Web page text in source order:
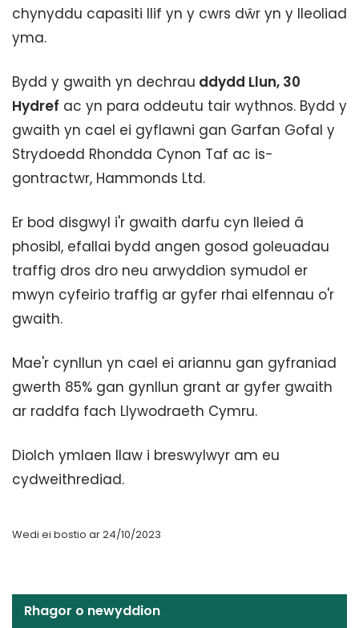
chynyddu capasiti llif yn y cwrs dŵr yn y lleoliad
yma.
Bydd y gwaith yn dechrau ddydd Llun, 30
Hydref ac yn para oddeutu tair wythnos. Bydd y
gwaith yn cael ei gyflawni gan Garfan Gofal y
Strydoedd Rhondda Cynon Taf ac is-
gontractwr, Hammonds Ltd.
Er bod disgwyl i'r gwaith darfu cyn lleied â
phosibl, efallai bydd angen gosod goleuadau
traffig dros dro neu arwyddion symudol er
mwyn cyfeirio traffig ar gyfer rhai elfennau o'r
gwaith.
Mae'r cynllun yn cael ei ariannu gan gyfraniad
gwerth 85% gan gynllun grant ar gyfer gwaith
ar raddfa fach Llywodraeth Cymru.
Diolch ymlaen llaw i breswylwyr am eu
cydweithrediad.
Wedi ei bostio ar 24/10/2023
Rhagor o newyddion